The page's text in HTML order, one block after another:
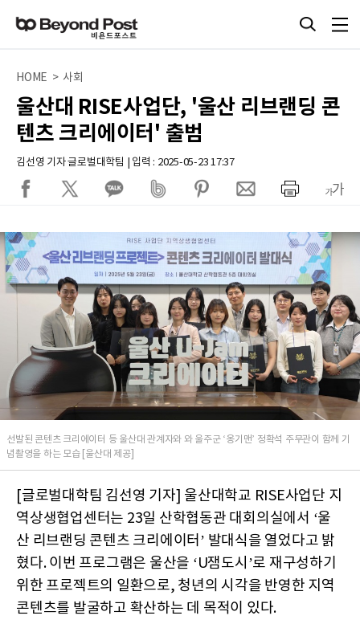
HOME > 사회
울산대 RISE사업단, '울산 리브랜딩 콘
텐츠 크리에이터' 출범
김선영 기자 글로벌대학팀 | 입력 : 2025-05-23 17:37
선발된 콘텐츠 크리에이터 등 울산대 관계자와 와 울주군 ‘옹기맨’ 정확석 주무관이 함께 기
념촬영을 하는 모습 [울산대 제공]
[글로벌대학팀 김선영 기자] 울산대학교 RISE사업단 지
역상생협업센터는 23일 산학협동관 대회의실에서 ‘울
산 리브랜딩 콘텐츠 크리에이터’ 발대식을 열었다고 밝
혔다. 이번 프로그램은 울산을 ‘U잼도시’로 재구성하기
위한 프로젝트의 일환으로, 청년의 시각을 반영한 지역
콘텐츠를 발굴하고 확산하는 데 목적이 있다.